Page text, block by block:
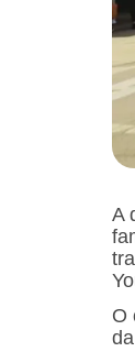
A
O